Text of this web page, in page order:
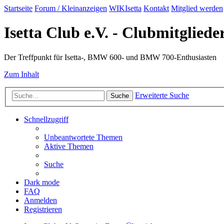
Startseite Forum / Kleinanzeigen WIKIsetta Kontakt Mitglied werden
Isetta Club e.V. -
Der Treffpunkt für Isetta-, BMW 600- und BMW 700-Enthusiasten
Zum Inhalt
Suche Erweiterte Suche
Schnellzugriff
Unbeantwortete Themen
Aktive Themen
Suche
Dark mode
FAQ
Anmelden
Registrieren